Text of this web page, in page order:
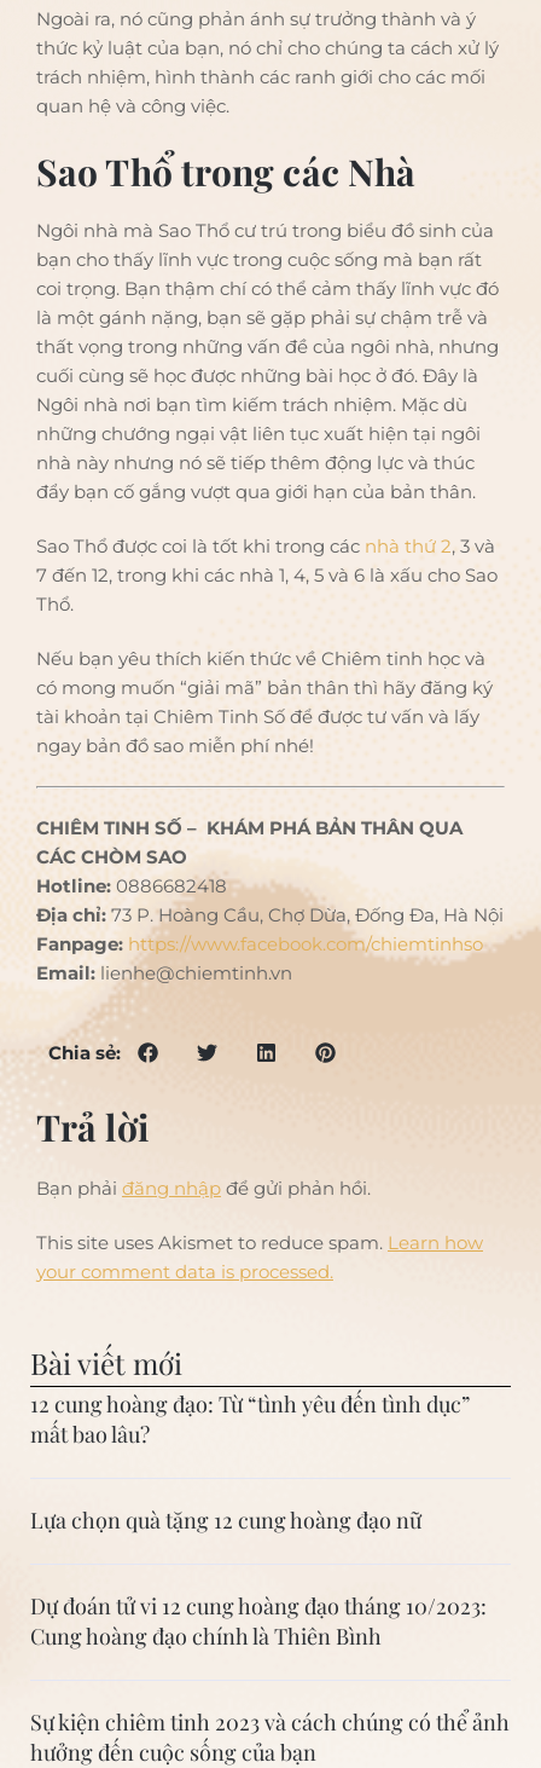
Ngoài ra, nó cũng phản ánh sự trưởng thành và ý
thức kỷ luật của bạn, nó chỉ cho chúng ta cách xử lý
trách nhiệm, hình thành các ranh giới cho các mối
quan hệ và công việc.
Sao Thổ trong các Nhà
Ngôi nhà mà Sao Thổ cư trú trong biểu đồ sinh của
bạn cho thấy lĩnh vực trong cuộc sống mà bạn rất
coi trọng. Bạn thậm chí có thể cảm thấy lĩnh vực đó
là một gánh nặng, bạn sẽ gặp phải sự chậm trễ và
thất vọng trong những vấn đề của ngôi nhà, nhưng
cuối cùng sẽ học được những bài học ở đó. Đây là
Ngôi nhà nơi bạn tìm kiếm trách nhiệm. Mặc dù
những chướng ngại vật liên tục xuất hiện tại ngôi
nhà này nhưng nó sẽ tiếp thêm động lực và thúc
đẩy bạn cố gắng vượt qua giới hạn của bản thân.
Sao Thổ được coi là tốt khi trong các nhà thứ 2, 3 và
7 đến 12, trong khi các nhà 1, 4, 5 và 6 là xấu cho Sao
Thổ.
Nếu bạn yêu thích kiến thức về Chiêm tinh học và
có mong muốn “giải mã” bản thân thì hãy đăng ký
tài khoản tại Chiêm Tinh Số để được tư vấn và lấy
ngay bản đồ sao miễn phí nhé!
CHIÊM TINH SỐ – KHÁM PHÁ BẢN THÂN QUA
CÁC CHÒM SAO
Hotline: 0886682418
Địa chỉ: 73 P. Hoàng Cầu, Chợ Dừa, Đống Đa, Hà Nội
Fanpage: https://www.facebook.com/chiemtinhso
Email: lienhe@chiemtinh.vn
Chia sẻ:
Trả lời
Bạn phải đăng nhập để gửi phản hồi.
This site uses Akismet to reduce spam. Learn how
your comment data is processed.
Bài viết mới
12 cung hoàng đạo: Từ “tình yêu đến tình dục”
mất bao lâu?
Lựa chọn quà tặng 12 cung hoàng đạo nữ
Dự đoán tử vi 12 cung hoàng đạo tháng 10/2023:
Cung hoàng đạo chính là Thiên Bình
Sự kiện chiêm tinh 2023 và cách chúng có thể ảnh
hưởng đến cuộc sống của bạn